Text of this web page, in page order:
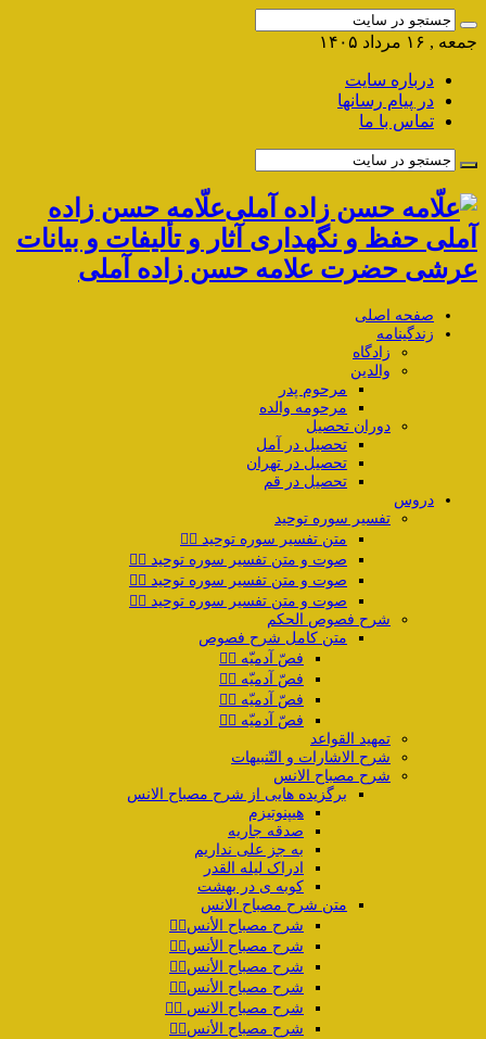
جمعه , ۱۶ مرداد ۱۴۰۵
درباره سایت
در پیام رسانها
تماس با ما
علّامه حسن زاده
آملی حفظ و نگهداری آثار و تألیفات و بیانات
عرشی حضرت علامه حسن زاده آملی
صفحه اصلی
زندگینامه
زادگاه
والدین
مرحوم پدر
مرحومه والده
دوران تحصیل
تحصیل در آمل
تحصیل در تهران
تحصیل در قم
دروس
تفسیر سوره توحید
متن تفسیر سوره توحید ۱️⃣
صوت و متن تفسیر سوره توحید ۲️⃣
صوت و متن تفسیر سوره توحید ۳️⃣
صوت و متن تفسیر سوره توحید ۴️⃣
شرح فصوص الحکم
متن کامل شرح فصوص
فصّ آدمیّه ۱️⃣
فصّ آدمیّه ۲️⃣
فصّ آدمیّه ۳️⃣
فصّ آدمیّه ۴️⃣
تمهید القواعد
شرح الاشارات و التّنبیهات
شرح مصباح الانس
برگزیده هایی از شرح مصباح الانس
هیپنوتیزم
صدقه جاریه
به جز علی نداریم
ادراک لیله القدر
کوبه ی در بهشت
متن شرح مصباح الانس
شرح مصباح الأنس۱️⃣
شرح مصباح الأنس۲️⃣
شرح مصباح الأنس۳️⃣
شرح مصباح الأنس۴️⃣
شرح مصباح الانس ۵️⃣
شرح مصباح الأنس۶️⃣